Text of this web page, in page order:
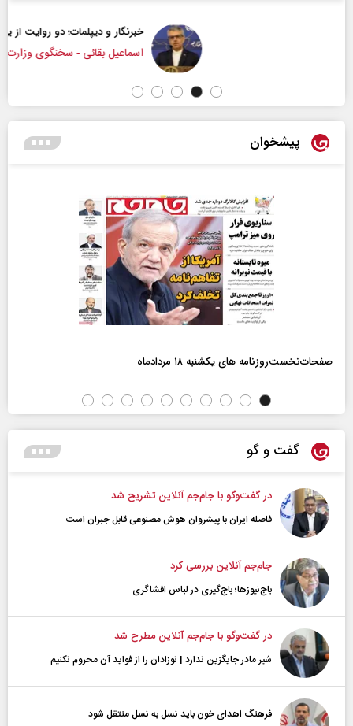
خبرنگار و دیپلمات؛ دو روایت از یک جبهه
اسماعیل بقائی - سخنگوی وزارت امور خارجه
پیشخوان
صفحات‌نخست‌روزنامه ها‌ی یکشنبه ۱۸ مردادماه
گفت و گو
در گفت‌و‌گو با جام‌جم آنلاین تشریح شد
فاصله ایران با پیشرو‌ان هوش مصنوعی قابل جبران است
جام‌جم آنلاین بررسی کرد
باج‌نیوزها؛ باج‌گیری در لباس افشاگری
در گفت‌و‌گو با جام‌جم آنلاین مطرح شد
شیر مادر جایگزین ندارد | نوزادان را از فواید آن محروم نکنیم
فرهنگ اهدای خون باید نسل به نسل منتقل شود